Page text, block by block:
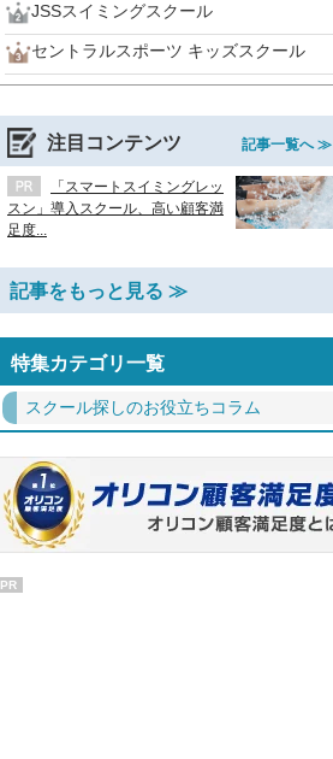
JSSスイミングスクール
セントラルスポーツ キッズスクール
注目コンテンツ 記事一覧へ ≫
「スマートスイミングレッ
スン」導入スクール、高い顧客満
足度...
記事をもっと見る ≫
特集カテゴリ一覧
スクール探しのお役立ちコラム
PR